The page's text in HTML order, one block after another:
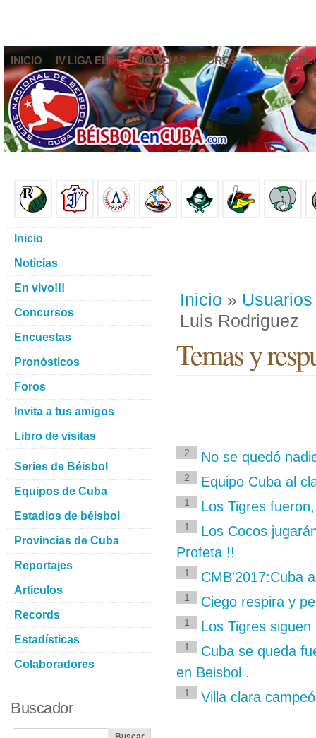
INICIO IV LIGA ELITE NOTICIAS FOROS
Inicio » Usuarios
Luis Rodriguez
Temas y
2 No se quedó
2 Equipo Cuba al
1 Los Tigres
1
Los Cocos
Profeta !!
1 CMB'2017:Cuba
1 Ciego respira y
1 Los Tigres
1
Cuba se queda
en Beisbol .
1 Villa clara
Inicio
Noticias
En vivo!!!
Concursos
Encuestas
Pronósticos
Foros
Invita a tus amigos
Libro de visitas
Series de Béisbol
Equipos de Cuba
Estadios de béisbol
Provincias de Cuba
Reportajes
Artículos
Records
Estadísticas
Colaboradores
Buscador